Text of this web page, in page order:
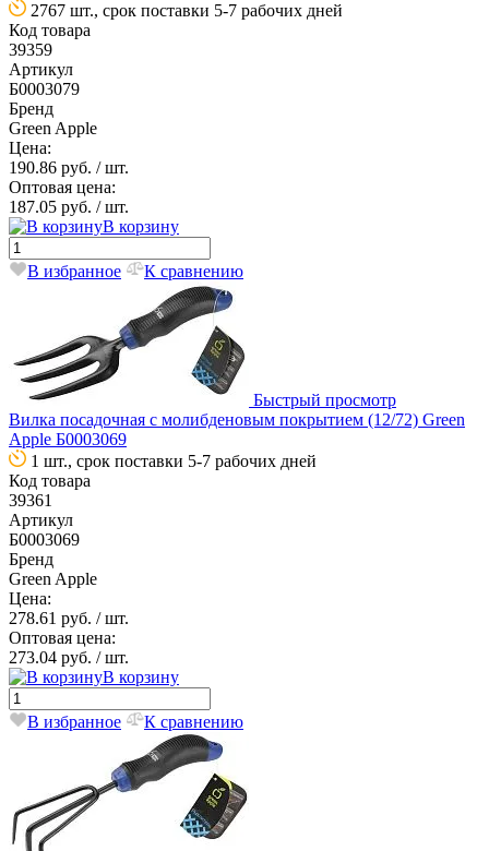
2767 шт., срок поставки 5-7 рабочих дней
Код товара
39359
Артикул
Б0003079
Бренд
Green Apple
Цена:
190.86 руб. / шт.
Оптовая цена:
187.05 руб. / шт.
В корзину
В избранное К сравнению
Быстрый просмотр
Вилка посадочная с молибденовым покрытием (12/72) Green
Apple Б0003069
1 шт., срок поставки 5-7 рабочих дней
Код товара
39361
Артикул
Б0003069
Бренд
Green Apple
Цена:
278.61 руб. / шт.
Оптовая цена:
273.04 руб. / шт.
В корзину
В избранное К сравнению